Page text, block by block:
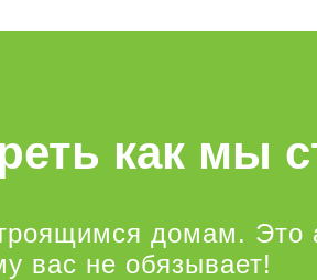
как мы
домам. Это
вас не обязывает!